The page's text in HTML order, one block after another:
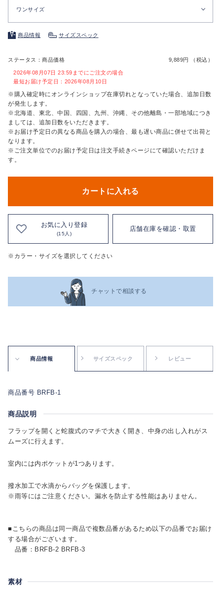
ワンサイズ
商品情報 サイズスペック
ステータス：商品価格 9,889円 （税込）
2026年08月07日 23:59までにご注文の場合
最短お届け予定日：2026年08月10日
※購入確定時にオンラインショップ在庫切れとなっていた場合、追加日数
が発生します。
※北海道、東北、中国、四国、九州、沖縄、その他離島・一部地域につき
ましては、追加日数をいただきます。
※お届け予定日の異なる商品を購入の場合、最も遅い商品に併せて出荷と
なります。
※ご注文単位でのお届け予定日は注文手続きページにて確認いただけま
す。
カートに入れる
お気に入り登録
(15人)
店舗在庫を確認・取置
※カラー・サイズを選択してください
チャットで相談する
商品情報 サイズスペック レビュー
商品番号 BRFB-1
商品説明
フラップを開くと蛇腹式のマチで大きく開き、中身の出し入れがス
ムーズに行えます。
室内には内ポケットが1つあります。
撥水加工で水滴からバッグを保護します。
※雨等にはご注意ください。漏水を防止する性能はありません。
■こちらの商品は同一商品で複数品番があるため以下の品番でお届け
する場合がございます。
品番：BRFB-2 BRFB-3
素材